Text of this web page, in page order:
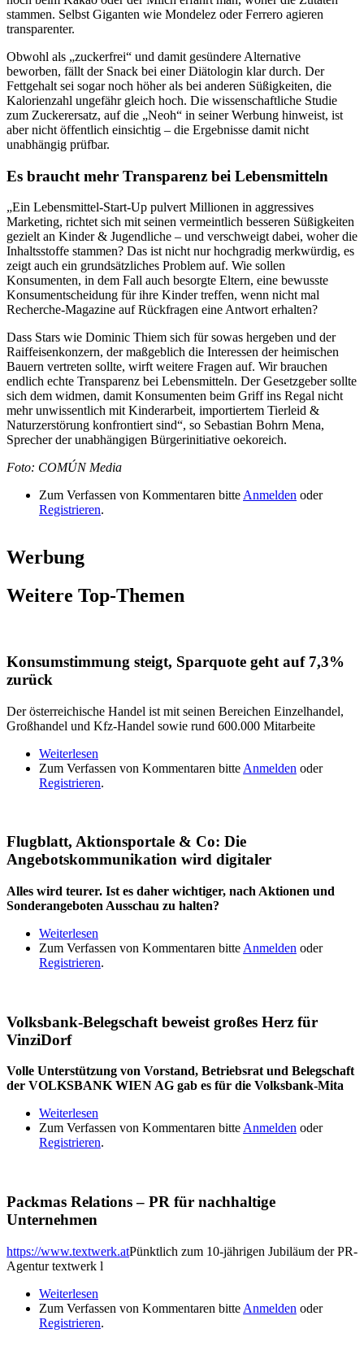
stammen. Selbst Giganten wie Mondelez oder Ferrero agieren
transparenter.
Obwohl als „zuckerfrei“ und damit gesündere Alternative
beworben, fällt der Snack bei einer Diätologin klar durch. Der
Fettgehalt sei sogar noch höher als bei anderen Süßigkeiten, die
Kalorienzahl ungefähr gleich hoch. Die wissenschaftliche Studie
zum Zuckerersatz, auf die „Neoh“ in seiner Werbung hinweist, ist
aber nicht öffentlich einsichtig – die Ergebnisse damit nicht
unabhängig prüfbar.
Es braucht mehr Transparenz bei Lebensmitteln
„Ein Lebensmittel-Start-Up pulvert Millionen in aggressives
Marketing, richtet sich mit seinen vermeintlich besseren Süßigkeiten
gezielt an Kinder & Jugendliche – und verschweigt dabei, woher die
Inhaltsstoffe stammen? Das ist nicht nur hochgradig merkwürdig, es
zeigt auch ein grundsätzliches Problem auf. Wie sollen
Konsumenten, in dem Fall auch besorgte Eltern, eine bewusste
Konsumentscheidung für ihre Kinder treffen, wenn nicht mal
Recherche-Magazine auf Rückfragen eine Antwort erhalten?
Dass Stars wie Dominic Thiem sich für sowas hergeben und der
Raiffeisenkonzern, der maßgeblich die Interessen der heimischen
Bauern vertreten sollte, wirft weitere Fragen auf. Wir brauchen
endlich echte Transparenz bei Lebensmitteln. Der Gesetzgeber sollte
sich dem widmen, damit Konsumenten beim Griff ins Regal nicht
mehr unwissentlich mit Kinderarbeit, importiertem Tierleid &
Naturzerstörung konfrontiert sind“, so Sebastian Bohrn Mena,
Sprecher der unabhängigen Bürgerinitiative oekoreich.
Foto: COMÚN Media
Zum Verfassen von Kommentaren bitte Anmelden oder
Registrieren.
Werbung
Weitere Top-Themen
Konsumstimmung steigt, Sparquote geht auf 7,3%
zurück
Der österreichische Handel ist mit seinen Bereichen Einzelhandel,
Großhandel und Kfz-Handel sowie rund 600.000 Mitarbeite
Weiterlesen
7,3% zurück
Zum Verfassen von Kommentaren bitte Anmelden oder
Registrieren.
Flugblatt, Aktionsportale & Co: Die
Angebotskommunikation wird digitaler
Alles wird teurer. Ist es daher wichtiger, nach Aktionen und
Sonderangeboten Ausschau zu halten?
Weiterlesen
Angebotskommunikation wird digitaler
Zum Verfassen von Kommentaren bitte Anmelden oder
Registrieren.
Volksbank-Belegschaft beweist großes Herz für
VinziDorf
Volle Unterstützung von Vorstand, Betriebsrat und Belegschaft
der VOLKSBANK WIEN AG gab es für die Volksbank-Mita
Weiterlesen
für VinziDorf
Zum Verfassen von Kommentaren bitte Anmelden oder
Registrieren.
Packmas Relations – PR für nachhaltige
Unternehmen
https://www.textwerk.atPünktlich zum 10-jährigen Jubiläum der PR-
Agentur textwerk l
Weiterlesen
Unternehmen
Zum Verfassen von Kommentaren bitte Anmelden oder
Registrieren.